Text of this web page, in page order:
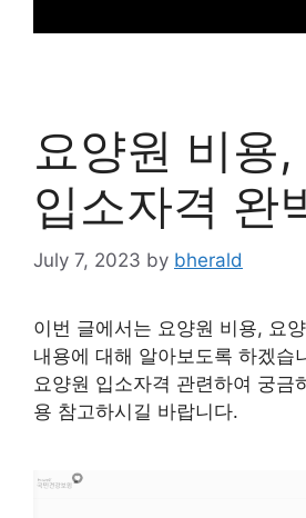
요양원 비용,
입소자격 완
July 7, 2023 by bherald
이번 글에서는 요양원 비용, 요
내용에 대해 알아보도록 하겠습
요양원 입소자격 관련하여 궁금
용 참고하시길 바랍니다.